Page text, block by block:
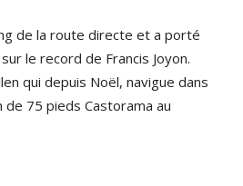
de la route directe et a porté
le record de Francis Joyon.
qui depuis Noël, navigue dans
75 pieds Castorama au